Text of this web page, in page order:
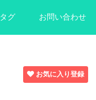
タグ お問い合わせ
お気に入り登録